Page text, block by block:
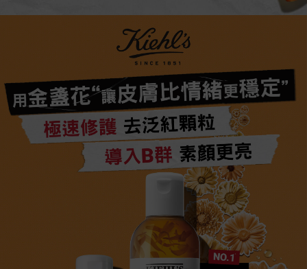
用金盞花“讓皮膚比情緒更穩定”
極速修護 去泛紅顆粒
導入B群 素顏更亮
No.1*